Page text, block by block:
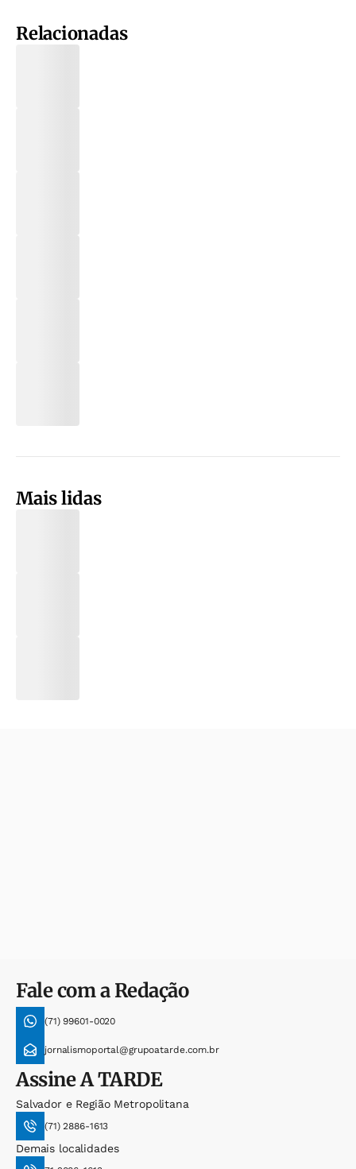
Relacionadas
Mais lidas
Fale com a Redação
(71) 99601-0020
jornalismoportal@grupoatarde.com.br
AssineA TARDE
Salvador e Região Metropolitana
(71) 2886-1613
Demais localidades